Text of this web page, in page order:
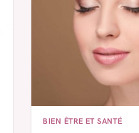
BIEN ÊTRE ET SANTÉ